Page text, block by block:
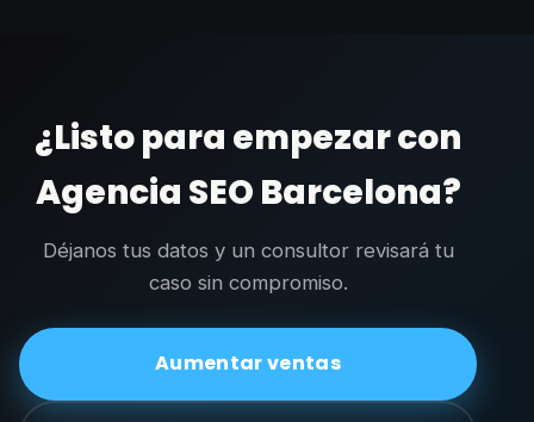
¿Listo para empezar con
Agencia SEO Barcelona?
Déjanos tus datos y un consultor revisará tu
caso sin compromiso.
Aumentar ventas